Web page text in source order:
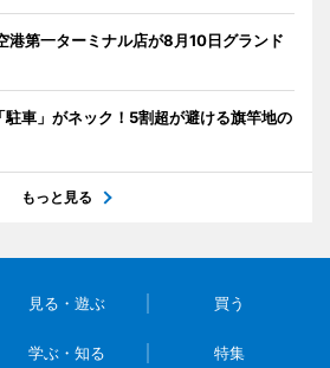
港第一ターミナル店が8月10日グランド
車」がネック！5割超が避ける旗竿地の
もっと見る
見る・遊ぶ 買う
学ぶ・知る 特集